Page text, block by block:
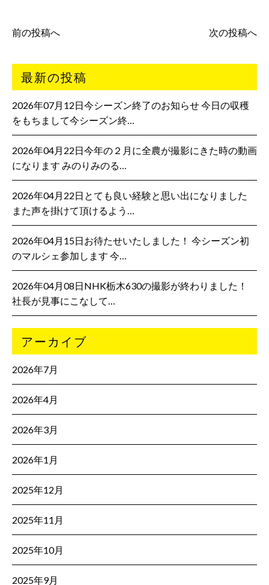
前の投稿へ 次の投稿へ
最新の投稿
2026年07月12日今シーズン終了のお知らせ 今日の収穫
をもちまして今シーズン終…
2026年04月22日今年の２月に全農が撮影にきた時の動画
になります みのりみのる…
2026年04月22日とても良い経験と思い出になりました
また声を掛けて頂けるよう…
2026年04月15日お待たせいたしました！ 今シーズン初
のマルシェ参加します 今…
2026年04月08日NHK栃木630の撮影が終わりました！
社長が見事にこなして…
アーカイブ
2026年7月
2026年4月
2026年3月
2026年1月
2025年12月
2025年11月
2025年10月
2025年9月